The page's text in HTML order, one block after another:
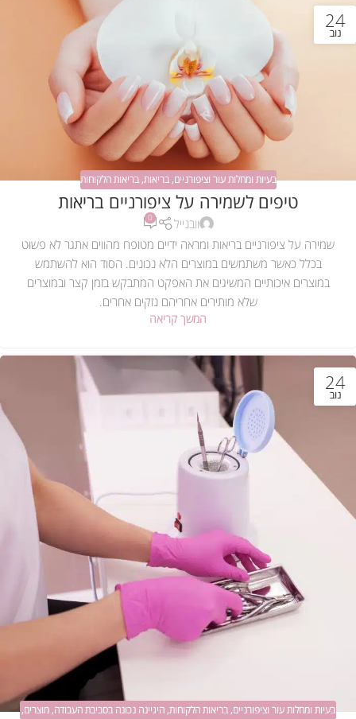
24
נוב
בעיות ומחלות עור וציפורניים,בריאות,בריאות הלקוחות
טיפים לשמירה על ציפורניים בריאות
וובנייל 0
שמירה על ציפורניים בריאות ומראה ידיים מטופח מהווים אתגר לא פשוט
בכלל כאשר משתמשים במוצרים הלא נכונים. הסוד הוא להשתמש
במוצרים איכותיים המשיגים את האפקט המתבקש בזמן קצר ובמוצרים
שלא מותירים אחריהם נזקים אחרים.
המשך קריאה
24
נוב
בעיות ומחלות עור וציפורניים,בריאות הלקוחות,היגיינה נכונה בסביבת העבודה,מוצרים,